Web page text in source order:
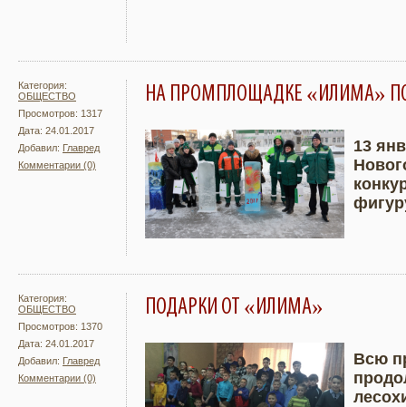
Категория:
ОБЩЕСТВО
Просмотров: 1317
Дата: 24.01.2017
Добавил: Главред
Комментарии (0)
НА ПРОМПЛОЩАДКЕ «ИЛИМА»
Подробнее
13
Категория:
ОБЩЕСТВО
Просмотров: 1370
Дата: 24.01.2017
Добавил: Главред
Комментарии (0)
ПОДАРКИ ОТ «ИЛИМА»
Подробнее
Всю